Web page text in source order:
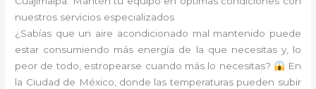
nuestros servicios especializados
¿Sabías que un aire acondicionado mal mantenido puede
estar consumiendo más energía de la que necesitas y, lo
peor de todo, estropearse cuando más lo necesitas?
En
la Ciudad de México, donde las temperaturas pueden subir